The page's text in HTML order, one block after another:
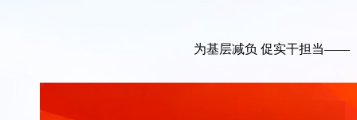
为基层减负 促实干担当——